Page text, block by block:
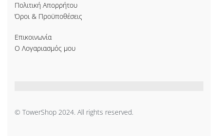
Πολιτική Απορρήτου
Όροι & Προϋποθέσεις
Επικοινωνία
Ο Λογαριασμός μου
© TowerShop 2024. All rights reserved.